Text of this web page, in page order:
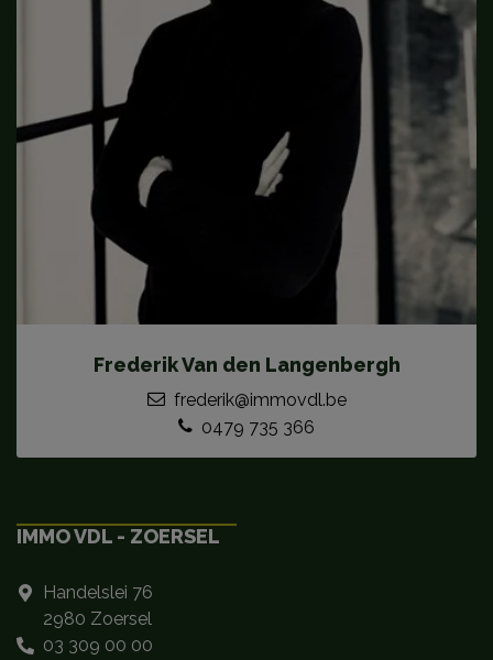
Frederik Van den Langenbergh
frederik@immovdl.be
0479 735 366
IMMO VDL - ZOERSEL
Handelslei 76
2980 Zoersel
03 309 00 00